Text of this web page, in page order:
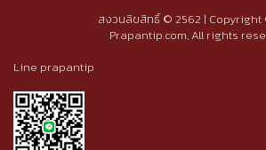
สงวนลิขสิทธิ์ © 2562 | Copyright
Prapantip.com, All rights
Line prapantip